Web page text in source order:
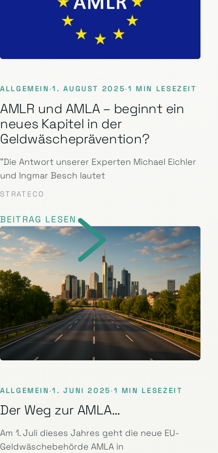
ALLGEMEIN ·1. AUGUST 2025·1 MIN LESEZEIT
AMLR und AMLA – beginnt ein
neues Kapitel in der
Geldwäscheprävention?
"Die Antwort unserer Experten Michael Eichler
und Ingmar Besch lautet
STRATECO
BEITRAG LESEN
ALLGEMEIN ·1. JUNI 2025·1 MIN LESEZEIT
Der Weg zur AMLA…
Am 1. Juli dieses Jahres geht die neue EU-
Geldwäschebehörde AMLA in